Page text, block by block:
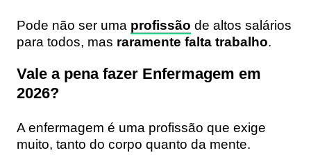
Pode não ser uma profissão de altos salários
para todos, mas raramente falta trabalho.
Vale a pena fazer Enfermagem em
2026?
A enfermagem é uma profissão que exige
muito, tanto do corpo quanto da mente.